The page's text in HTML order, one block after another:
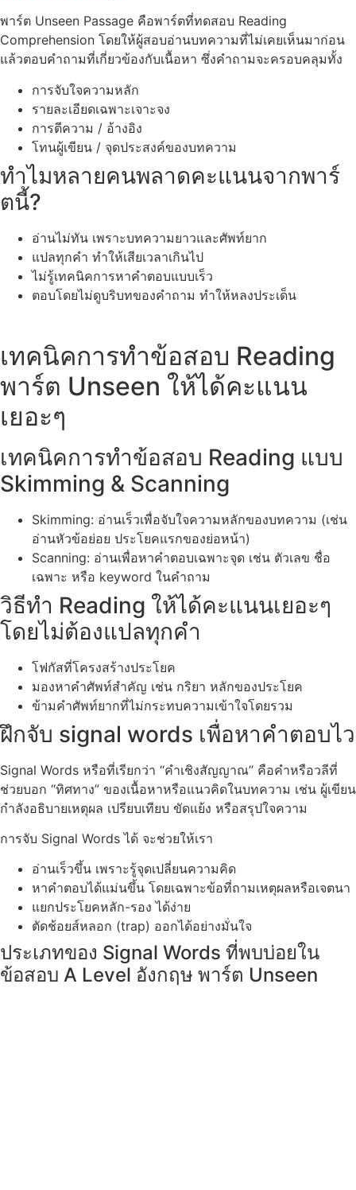
พาร์ต Unseen Passage คือพาร์ตที่ทดสอบ Reading
Comprehension โดยให้ผู้สอบอ่านบทความที่ไม่เคยเห็นมาก่อน
แล้วตอบคำถามที่เกี่ยวข้องกับเนื้อหา ซึ่งคำถามจะครอบคลุมทั้ง
การจับใจความหลัก
รายละเอียดเฉพาะเจาะจง
การตีความ / อ้างอิง
โทนผู้เขียน / จุดประสงค์ของบทความ
ทำไมหลายคนพลาดคะแนนจากพาร์
ตนี้?
อ่านไม่ทัน เพราะบทความยาวและศัพท์ยาก
แปลทุกคำ ทำให้เสียเวลาเกินไป
ไม่รู้เทคนิคการหาคำตอบแบบเร็ว
ตอบโดยไม่ดูบริบทของคำถาม ทำให้หลงประเด็น
เทคนิคการทำข้อสอบ Reading
พาร์ต Unseen ให้ได้คะแนน
เยอะๆ
เทคนิคการทําข้อสอบ Reading แบบ
Skimming & Scanning
Skimming: อ่านเร็วเพื่อจับใจความหลักของบทความ (เช่น
อ่านหัวข้อย่อย ประโยคแรกของย่อหน้า)
Scanning: อ่านเพื่อหาคำตอบเฉพาะจุด เช่น ตัวเลข ชื่อ
เฉพาะ หรือ keyword ในคำถาม
วิธีทํา Reading ให้ได้คะแนนเยอะๆ
โดยไม่ต้องแปลทุกคำ
โฟกัสที่โครงสร้างประโยค
มองหาคำศัพท์สำคัญ เช่น กริยา หลักของประโยค
ข้ามคำศัพท์ยากที่ไม่กระทบความเข้าใจโดยรวม
ฝึกจับ signal words เพื่อหาคำตอบไว
Signal Words หรือที่เรียกว่า “คำเชิงสัญญาณ” คือคำหรือวลีที่
ช่วยบอก “ทิศทาง” ของเนื้อหาหรือแนวคิดในบทความ เช่น ผู้เขียน
กำลังอธิบายเหตุผล เปรียบเทียบ ขัดแย้ง หรือสรุปใจความ
การจับ Signal Words ได้ จะช่วยให้เรา
อ่านเร็วขึ้น เพราะรู้จุดเปลี่ยนความคิด
หาคำตอบได้แม่นขึ้น โดยเฉพาะข้อที่ถามเหตุผลหรือเจตนา
แยกประโยคหลัก-รอง ได้ง่าย
ตัดช้อยส์หลอก (trap) ออกได้อย่างมั่นใจ
ประเภทของ Signal Words ที่พบบ่อยใน
ข้อสอบ A Level อังกฤษ พาร์ต Unseen